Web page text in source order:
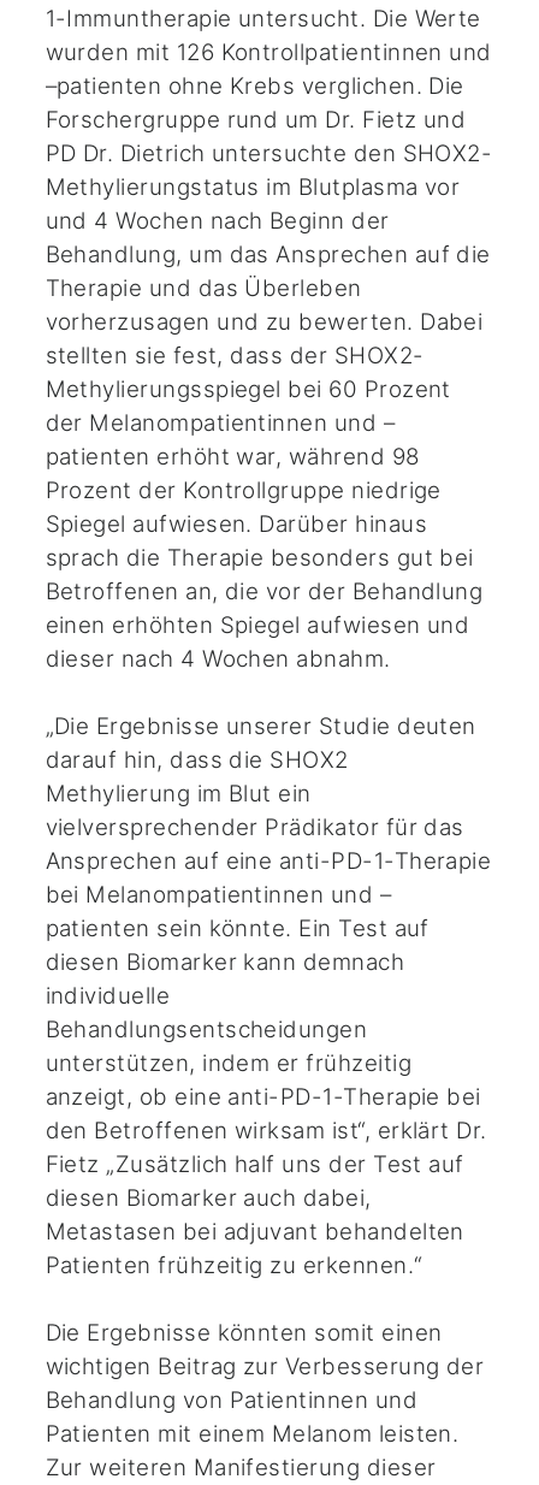
1-Immuntherapie untersucht. Die Werte
wurden mit 126 Kontrollpatientinnen und
–patienten ohne Krebs verglichen. Die
Forschergruppe rund um Dr. Fietz und
PD Dr. Dietrich untersuchte den SHOX2-
Methylierungstatus im Blutplasma vor
und 4 Wochen nach Beginn der
Behandlung, um das Ansprechen auf die
Therapie und das Überleben
vorherzusagen und zu bewerten. Dabei
stellten sie fest, dass der SHOX2-
Methylierungsspiegel bei 60 Prozent
der Melanompatientinnen und –
patienten erhöht war, während 98
Prozent der Kontrollgruppe niedrige
Spiegel aufwiesen. Darüber hinaus
sprach die Therapie besonders gut bei
Betroffenen an, die vor der Behandlung
einen erhöhten Spiegel aufwiesen und
dieser nach 4 Wochen abnahm.
„Die Ergebnisse unserer Studie deuten
darauf hin, dass die SHOX2
Methylierung im Blut ein
vielversprechender Prädikator für das
Ansprechen auf eine anti-PD-1-Therapie
bei Melanompatientinnen und –
patienten sein könnte. Ein Test auf
diesen Biomarker kann demnach
individuelle
Behandlungsentscheidungen
unterstützen, indem er frühzeitig
anzeigt, ob eine anti-PD-1-Therapie bei
den Betroffenen wirksam ist“, erklärt Dr.
Fietz „Zusätzlich half uns der Test auf
diesen Biomarker auch dabei,
Metastasen bei adjuvant behandelten
Patienten frühzeitig zu erkennen.“
Die Ergebnisse könnten somit einen
wichtigen Beitrag zur Verbesserung der
Behandlung von Patientinnen und
Patienten mit einem Melanom leisten.
Zur weiteren Manifestierung dieser